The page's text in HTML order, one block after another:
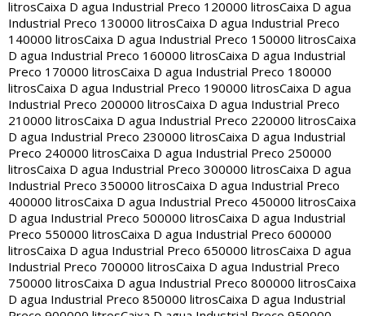
litrosCaixa D agua Industrial Preco 120000 litrosCaixa D agua
Industrial Preco 130000 litrosCaixa D agua Industrial Preco
140000 litrosCaixa D agua Industrial Preco 150000 litrosCaixa
D agua Industrial Preco 160000 litrosCaixa D agua Industrial
Preco 170000 litrosCaixa D agua Industrial Preco 180000
litrosCaixa D agua Industrial Preco 190000 litrosCaixa D agua
Industrial Preco 200000 litrosCaixa D agua Industrial Preco
210000 litrosCaixa D agua Industrial Preco 220000 litrosCaixa
D agua Industrial Preco 230000 litrosCaixa D agua Industrial
Preco 240000 litrosCaixa D agua Industrial Preco 250000
litrosCaixa D agua Industrial Preco 300000 litrosCaixa D agua
Industrial Preco 350000 litrosCaixa D agua Industrial Preco
400000 litrosCaixa D agua Industrial Preco 450000 litrosCaixa
D agua Industrial Preco 500000 litrosCaixa D agua Industrial
Preco 550000 litrosCaixa D agua Industrial Preco 600000
litrosCaixa D agua Industrial Preco 650000 litrosCaixa D agua
Industrial Preco 700000 litrosCaixa D agua Industrial Preco
750000 litrosCaixa D agua Industrial Preco 800000 litrosCaixa
D agua Industrial Preco 850000 litrosCaixa D agua Industrial